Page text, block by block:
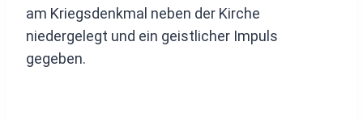
am Kriegsdenkmal neben der Kirche
niedergelegt und ein geistlicher Impuls
gegeben.